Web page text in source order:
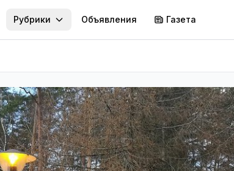
Рубрики Объявления Газета